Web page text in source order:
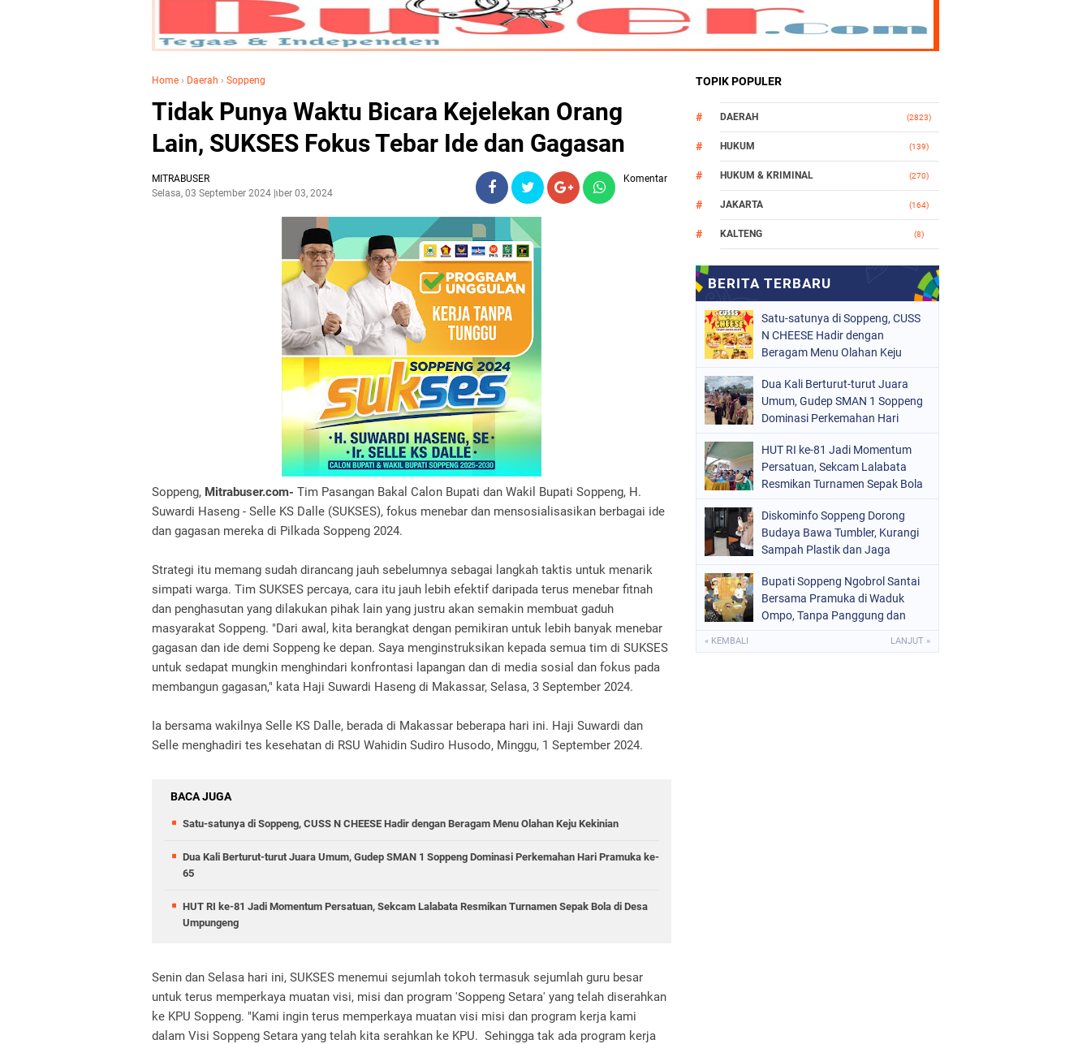
Home › Daerah › Soppeng
Tidak Punya Waktu Bicara Kejelekan Orang
Lain, SUKSES Fokus Tebar Ide dan Gagasan
MITRABUSER
Selasa, 03 September 2024September 03, 2024
Komentar
Soppeng, Mitrabuser.com- Tim Pasangan Bakal Calon Bupati dan Wakil Bupati Soppeng, H.
Suwardi Haseng - Selle KS Dalle (SUKSES), fokus menebar dan mensosialisasikan berbagai ide
dan gagasan mereka di Pilkada Soppeng 2024.
Strategi itu memang sudah dirancang jauh sebelumnya sebagai langkah taktis untuk menarik
simpati warga. Tim SUKSES percaya, cara itu jauh lebih efektif daripada terus menebar fitnah
dan penghasutan yang dilakukan pihak lain yang justru akan semakin membuat gaduh
masyarakat Soppeng. "Dari awal, kita berangkat dengan pemikiran untuk lebih banyak menebar
gagasan dan ide demi Soppeng ke depan. Saya menginstruksikan kepada semua tim di SUKSES
untuk sedapat mungkin menghindari konfrontasi lapangan dan di media sosial dan fokus pada
membangun gagasan," kata Haji Suwardi Haseng di Makassar, Selasa, 3 September 2024.
Ia bersama wakilnya Selle KS Dalle, berada di Makassar beberapa hari ini. Haji Suwardi dan
Selle menghadiri tes kesehatan di RSU Wahidin Sudiro Husodo, Minggu, 1 September 2024.
BACA JUGA
Satu-satunya di Soppeng, CUSS N CHEESE Hadir dengan Beragam Menu Olahan Keju Kekinian
Dua Kali Berturut-turut Juara Umum, Gudep SMAN 1 Soppeng Dominasi Perkemahan Hari Pramuka ke-
65
HUT RI ke-81 Jadi Momentum Persatuan, Sekcam Lalabata Resmikan Turnamen Sepak Bola di Desa
Umpungeng
Senin dan Selasa hari ini, SUKSES menemui sejumlah tokoh termasuk sejumlah guru besar
untuk terus memperkaya muatan visi, misi dan program 'Soppeng Setara' yang telah diserahkan
ke KPU Soppeng. "Kami ingin terus memperkaya muatan visi misi dan program kerja kami
dalam Visi Soppeng Setara yang telah kita serahkan ke KPU. Sehingga tak ada program kerja
TOPIK POPULER
DAERAH (2823)
HUKUM (139)
HUKUM & KRIMINAL (270)
JAKARTA (164)
KALTENG (8)
MAKASSAR
(965)
ORGANISASI (212)
PERISTIWA
POLITIK
POLRI (1523)
SULSEL
Satu-satunya di Soppeng, CUSS
N CHEESE Hadir dengan
Beragam Menu Olahan Keju
Dua Kali Berturut-turut Juara
Umum, Gudep SMAN 1 Soppeng
Dominasi Perkemahan Hari
HUT RI ke-81 Jadi Momentum
Persatuan, Sekcam Lalabata
Resmikan Turnamen Sepak Bola
Diskominfo Soppeng Dorong
Budaya Bawa Tumbler, Kurangi
Sampah Plastik dan Jaga
Bupati Soppeng Ngobrol Santai
Bersama Pramuka di Waduk
Ompo, Tanpa Panggung dan
« KEMBALI LANJUT »